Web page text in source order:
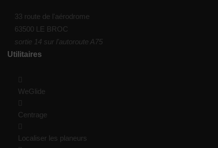
33 route de l'aérodrome
63500 LE BROC
sortie 14 sur l'autoroute A75
Utilitaires
WeGlide
Centrage
Localiser les planeurs